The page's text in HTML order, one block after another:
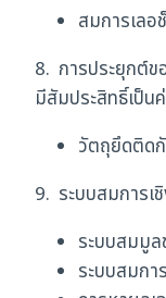
สมการเลอ
8. การประยุกต์ข
มีสัมประสิทธิ์เป็น
วัตถุยึดติด
9. ระบบสมการเ
ระบบสมมู
ระบบสมก